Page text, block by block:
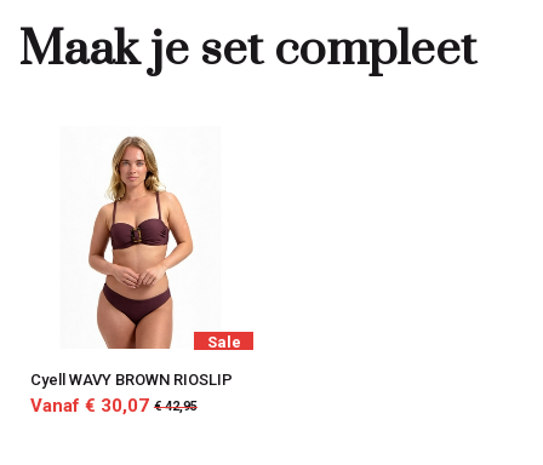
Maak je set compleet
Sale
Cyell WAVY BROWN RIOSLIP
Vanaf € 30,07 € 42,95